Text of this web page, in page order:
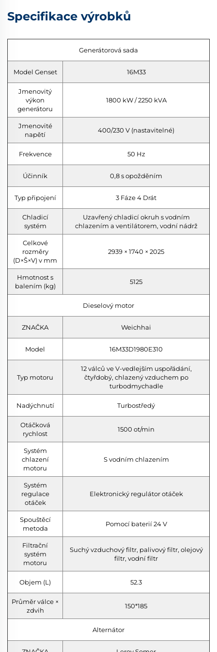
Specifikace výrobků
Generátorová sada
Model Genset 16M33
Jmenovitý
výkon
generátoru
1800 kW / 2250 kVA
Jmenovité
napětí
400/230 V (nastavitelné)
Frekvence 50 Hz
Účinník 0,8 s opožděním
Typ připojení 3 Fáze 4 Drát
Chladicí
systém
Uzavřený chladicí okruh s vodním
chlazením a ventilátorem, vodní nádrž
Celkové
rozměry
(D×Š×V) v mm
2939 × 1740 × 2025
Hmotnost s
balením (kg)
5125
Dieselový motor
ZNAČKA Weichhai
Model 16M33D1980E310
Typ motoru
12 válců ve V-vedlejším uspořádání,
čtyřdobý, chlazený vzduchem po
turbodmychadle
Nadýchnutí Turbostředý
Otáčková
rychlost
1500 ot/min
Systém
chlazení
motoru
S vodním chlazením
Systém
regulace
otáček
Elektronický regulátor otáček
Spouštěcí
metoda
Pomocí baterií 24 V
Filtrační
systém
motoru
Suchý vzduchový filtr, palivový filtr, olejový
filtr, vodní filtr
Objem (L) 52.3
Průměr válce ×
zdvih
150*185
Alternátor